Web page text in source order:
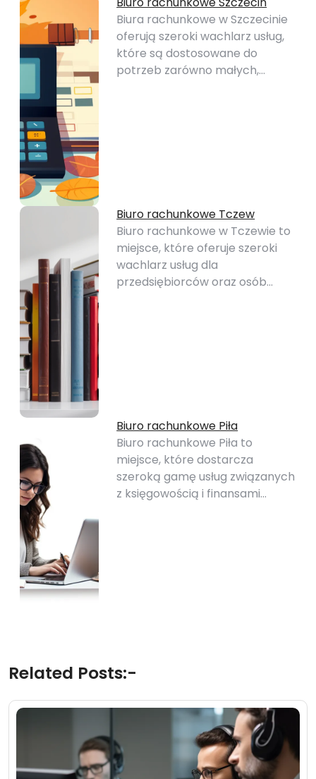
Biura rachunkowe w Szczecinie
oferują szeroki wachlarz usług,
które są dostosowane do
potrzeb zarówno małych,…
Biuro rachunkowe Tczew
Biuro rachunkowe w Tczewie to
miejsce, które oferuje szeroki
wachlarz usług dla
przedsiębiorców oraz osób…
Biuro rachunkowe Piła
Biuro rachunkowe Piła to
miejsce, które dostarcza
szeroką gamę usług związanych
z księgowością i finansami…
Related Posts:-